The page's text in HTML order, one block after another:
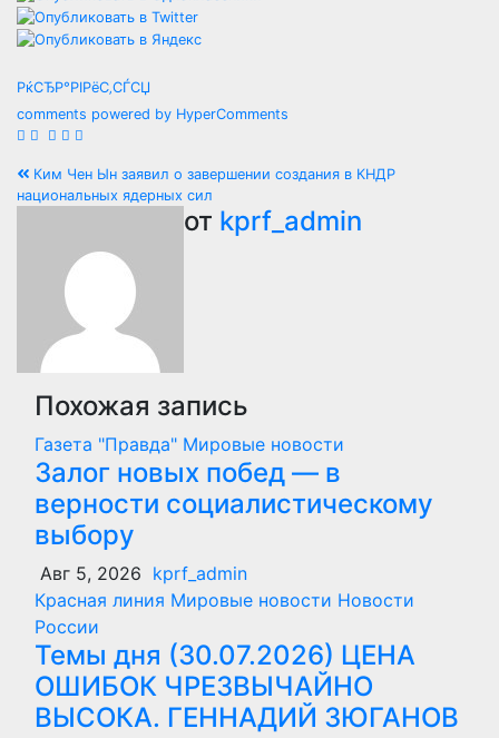
РќСЂР°РІРёС‚СЃСЏ
comments powered by HyperComments
Навигация
записям
Ким Чен Ын заявил о завершении создания в КНДР
национальных ядерных сил
от kprf_admin
Похожая запись
Газета "Правда" Мировые новости
Залог новых побед — в
верности социалистическому
выбору
Авг 5, 2026 kprf_admin
Красная линия Мировые новости Новости
России
Темы дня (30.07.2026) ЦЕНА
ОШИБОК ЧРЕЗВЫЧАЙНО
ВЫСОКА. ГЕННАДИЙ ЗЮГАНОВ